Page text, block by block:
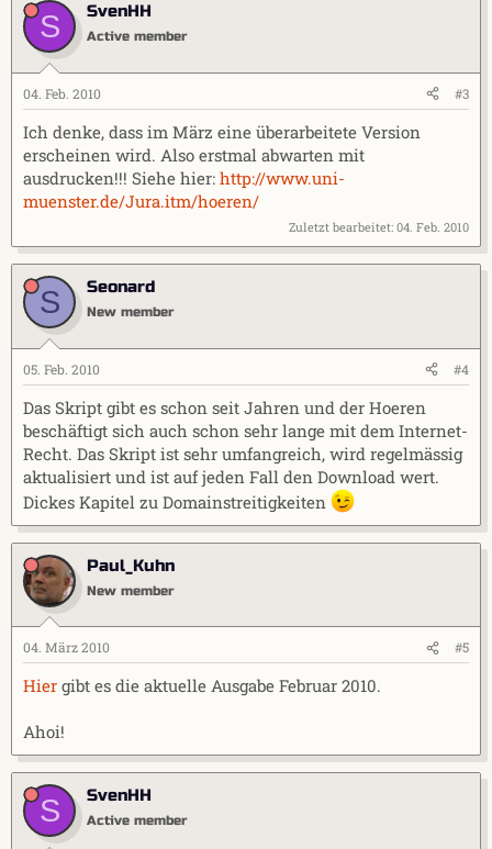
S SvenHH
Active member
04. Feb. 2010 #3
Ich denke, dass im März eine überarbeitete Version
erscheinen wird. Also erstmal abwarten mit
ausdrucken!!! Siehe hier: http://www.uni-
muenster.de/Jura.itm/hoeren/
Zuletzt bearbeitet: 04. Feb. 2010
S Seonard
New member
05. Feb. 2010 #4
Das Skript gibt es schon seit Jahren und der Hoeren
beschäftigt sich auch schon sehr lange mit dem Internet-
Recht. Das Skript ist sehr umfangreich, wird regelmässig
aktualisiert und ist auf jeden Fall den Download wert.
Dickes Kapitel zu Domainstreitigkeiten
Paul_Kuhn
New member
04. März 2010 #5
Hier gibt es die aktuelle Ausgabe Februar 2010.
Ahoi!
S SvenHH
Active member